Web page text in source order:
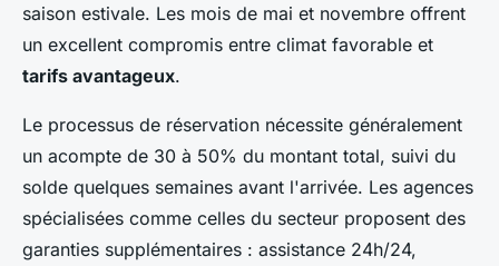
saison estivale. Les mois de mai et novembre offrent
un excellent compromis entre climat favorable et
tarifs avantageux.
Le processus de réservation nécessite généralement
un acompte de 30 à 50% du montant total, suivi du
solde quelques semaines avant l'arrivée. Les agences
spécialisées comme celles du secteur proposent des
garanties supplémentaires : assistance 24h/24,